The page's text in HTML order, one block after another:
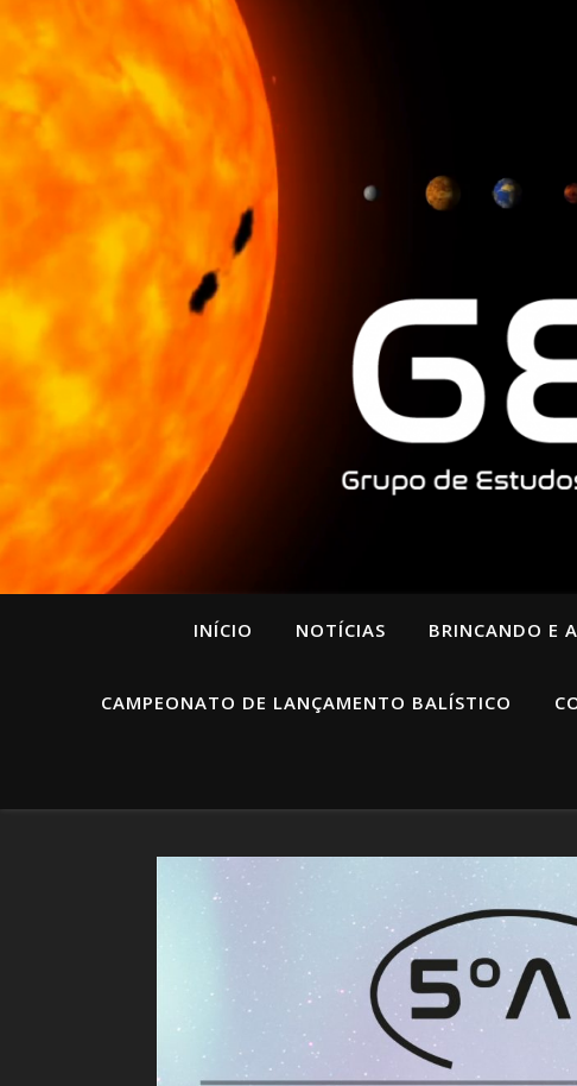
INÍCIO NOTÍCIAS BRINCANDO E
CAMPEONATO DE LANÇAMENTO BALÍSTICO